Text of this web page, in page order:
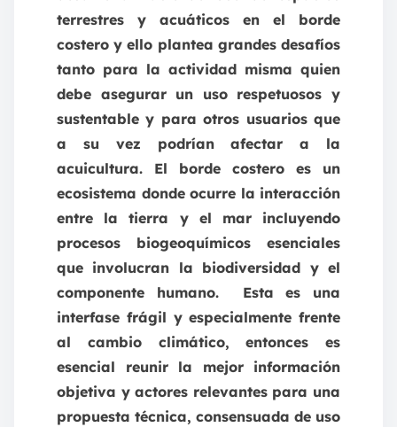
terrestres y acuáticos en el borde
costero y ello plantea grandes desafíos
tanto para la actividad misma quien
debe asegurar un uso respetuosos y
sustentable y para otros usuarios que
a su vez podrían afectar a la
acuicultura. El borde costero es un
ecosistema donde ocurre la interacción
entre la tierra y el mar incluyendo
procesos biogeoquímicos esenciales
que involucran la biodiversidad y el
componente humano. Esta es una
interfase frágil y especialmente frente
al cambio climático, entonces es
esencial reunir la mejor información
objetiva y actores relevantes para una
propuesta técnica, consensuada de uso